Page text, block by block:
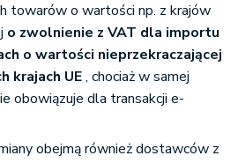
towarów o wartości np. z krajów
o zwolnienie z VAT dla importu
o wartości nieprzekraczającej
krajach UE, chociaż w samej
obowiązuje dla transakcji e-
obejmą również dostawców z